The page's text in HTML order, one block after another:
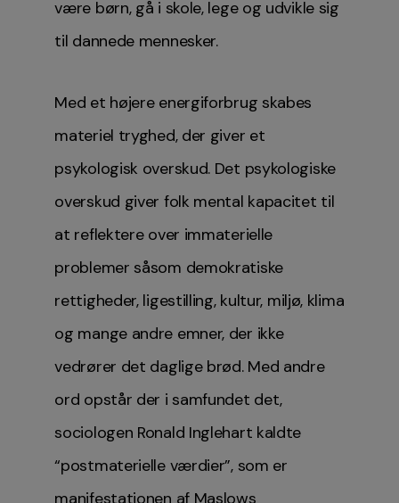
være børn, gå i skole, lege og udvikle sig
til dannede mennesker.
Med et højere energiforbrug skabes
materiel tryghed, der giver et
psykologisk overskud. Det psykologiske
overskud giver folk mental kapacitet til
at reflektere over immaterielle
problemer såsom demokratiske
rettigheder, ligestilling, kultur, miljø, klima
og mange andre emner, der ikke
vedrører det daglige brød. Med andre
ord opstår der i samfundet det,
sociologen Ronald Inglehart kaldte
“postmaterielle værdier”, som er
manifestationen af Maslows